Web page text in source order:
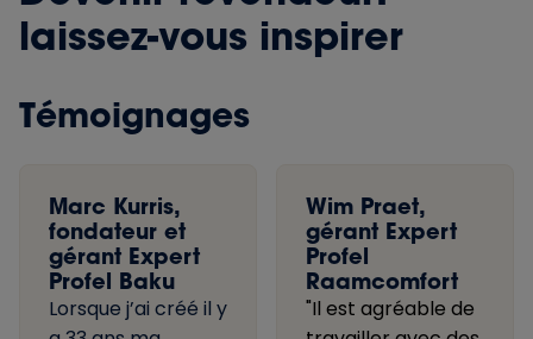
laissez-vous inspirer
Témoignages
Marc Kurris,
fondateur et
gérant Expert
Profel Baku
Lorsque j’ai créé il y
Wim Praet,
gérant Expert
Profel
Raamcomfort
"Il est agréable de